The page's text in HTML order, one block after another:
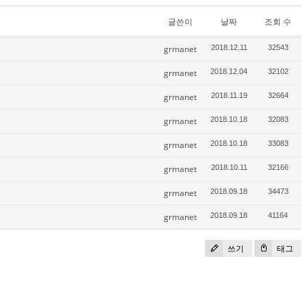
글쓴이 날짜 조회 수
grmanet 2018.12.11 32543
grmanet 2018.12.04 32102
grmanet 2018.11.19 32664
grmanet 2018.10.18 32083
grmanet 2018.10.18 33083
grmanet 2018.10.11 32166
grmanet 2018.09.18 34473
grmanet 2018.09.18 41164
쓰기 태그